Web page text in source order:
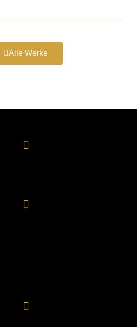
Alle Werke